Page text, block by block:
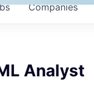
Companies
Analyst